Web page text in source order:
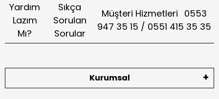
Yardım
Lazım
Mı?
Sıkça
Sorulan
Sorular
Müşteri Hizmetleri 0553
947 35 15 / 0551 415 35 35
Kurumsal